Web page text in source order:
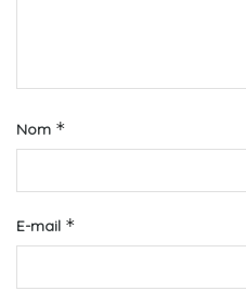
Nom *
E-mail *